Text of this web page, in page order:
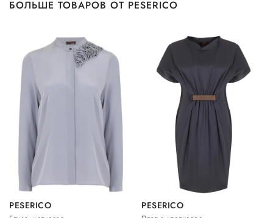
БОЛЬШЕ ТОВАРОВ ОТ PESERICO
PESERICO PESERICO